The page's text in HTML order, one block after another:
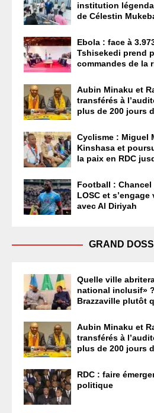
institution
de Célestin
Ebola : face à
Tshisekedi prend
commandes de la
Aubin Minaku et
transférés à
plus de 200 jours
Cyclisme : Miguel
Kinshasa et
la paix en RDC
Football :
LOSC et
avec Al Diriyah
GRAND
Quelle ville
national inclusif»
Brazzaville plutôt
Aubin Minaku et
transférés à
plus de 200 jours
RDC : faire
politique